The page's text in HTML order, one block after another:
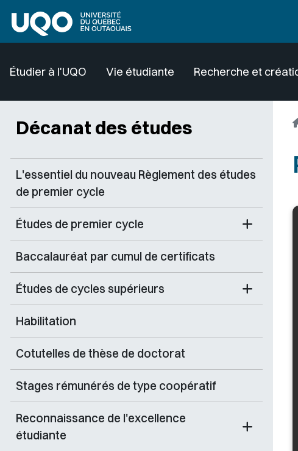
Étudier à l'UQO Vie étudiante Recherche et
Décanat des études
L'essentiel du nouveau Règlement des études
de premier cycle
Études de premier cycle
Baccalauréat par cumul de certificats
Études de cycles supérieurs
Habilitation
Cotutelles de thèse de doctorat
Stages rémunérés de type coopératif
Reconnaissance de l'excellence
étudiante